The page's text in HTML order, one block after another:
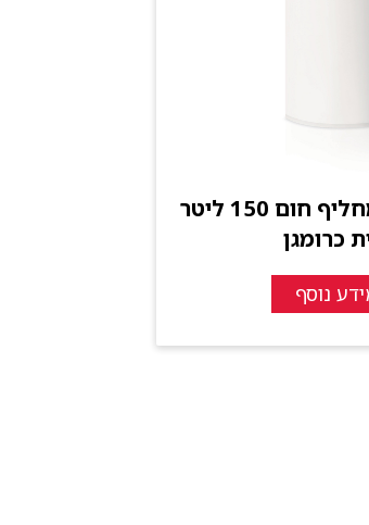
דוד שמש עם מחליף חום 150 ליטר
כרומגן
נוסף